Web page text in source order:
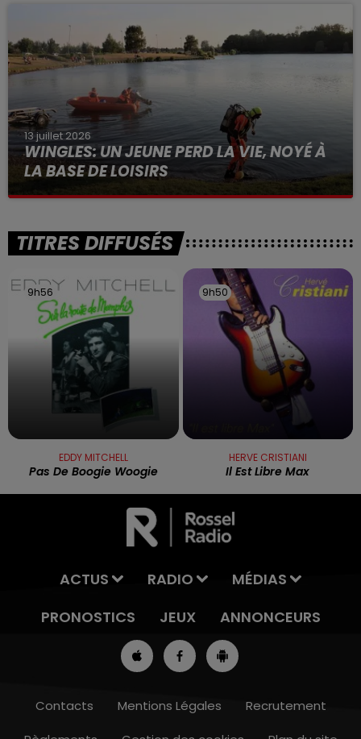
13 juillet 2026
WINGLES: UN JEUNE PERD LA VIE, NOYÉ À
LA BASE DE LOISIRS
La victime a coulé à pic
TITRES DIFFUSÉS
9h56
9h56
EDDY MITCHELL
Pas De Boogie Woogie
9h50
9h50
HERVE CRISTIANI
Il Est Libre Max
ACTUS RADIO
MÉDIAS
PRONOSTICS
JEUX ANNONCEURS
Contacts Mentions Légales
Recrutement